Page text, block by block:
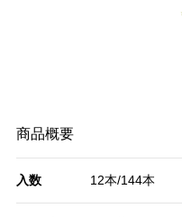
商品概要
入数 12本/144本